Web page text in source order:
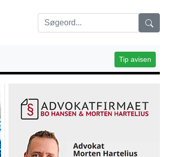
Tip avisen